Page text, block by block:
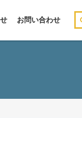
お問い合わせ